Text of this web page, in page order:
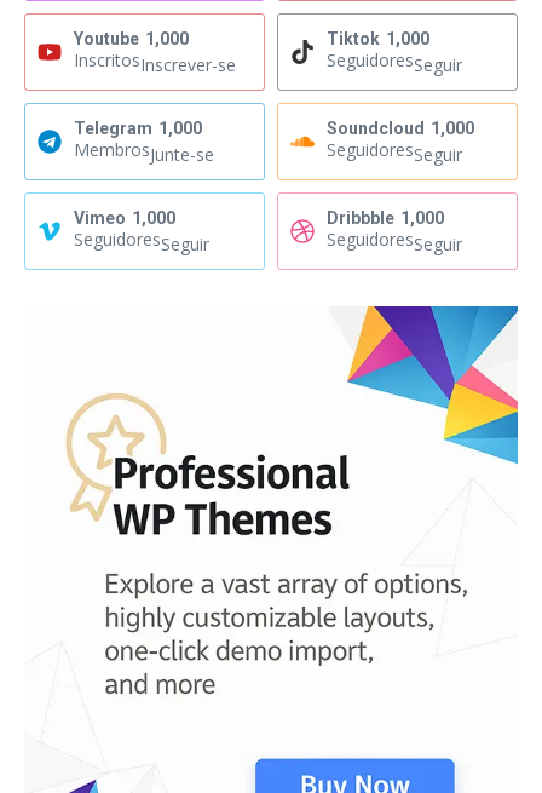
Youtube 1,000
InscritosInscrever-se
Tiktok 1,000
SeguidoresSeguir
Telegram 1,000
MembrosJunte-se
Soundcloud 1,000
SeguidoresSeguir
Vimeo 1,000
SeguidoresSeguir
Dribbble 1,000
SeguidoresSeguir